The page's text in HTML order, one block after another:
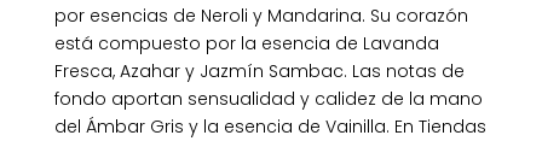
por esencias de Neroli y Mandarina. Su corazón
está compuesto por la esencia de Lavanda
Fresca, Azahar y Jazmín Sambac. Las notas de
fondo aportan sensualidad y calidez de la mano
del Ámbar Gris y la esencia de Vainilla. En Tiendas